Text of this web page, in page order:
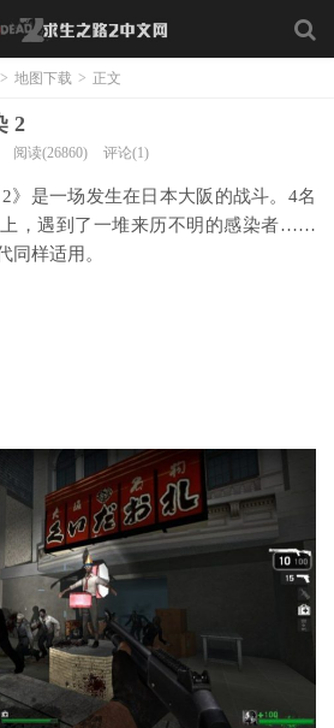
> 地图下载 > 正文
2
阅读(26860) 评论(1)
》是一场发生在日本大阪的战斗。4名
，遇到了一堆来历不明的感染者……
同样适用。